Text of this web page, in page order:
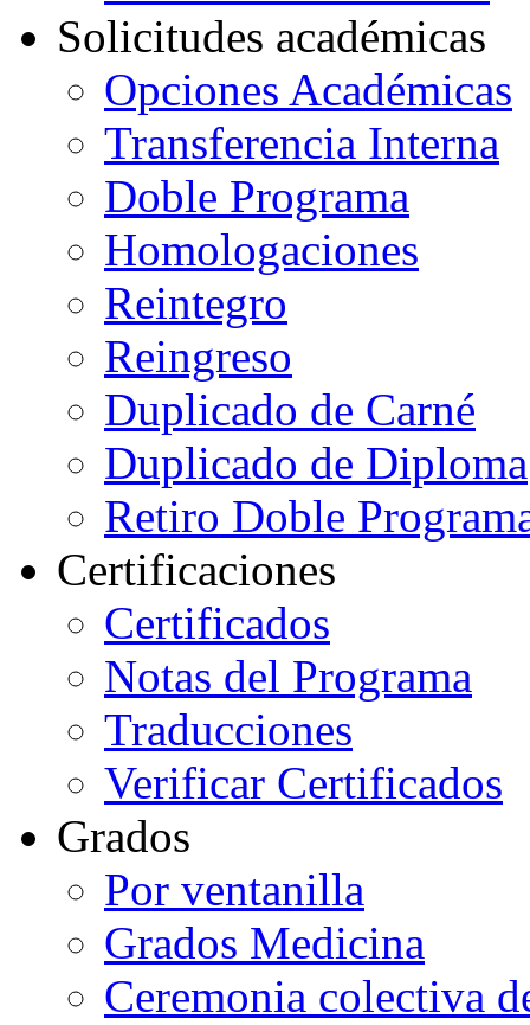
Solicitudes académicas
Opciones Académicas
Transferencia Interna
Doble Programa
Homologaciones
Reintegro
Reingreso
Duplicado de Carné
Duplicado de Diploma
Retiro Doble
Certificaciones
Certificados
Notas del Programa
Traducciones
Verificar Certificados
Grados
Por ventanilla
Grados Medicina
Ceremonia colectiva